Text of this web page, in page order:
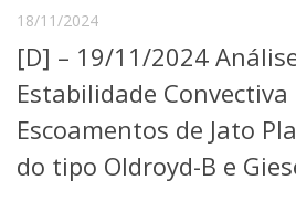
Núcleos e Comissões
Telefones e Mapas
Pessoas
Graduação
Pós-Graduação
18/11/2024
[D] – 19/11/2024
Estabilidade
Escoamentos de Jato
do tipo Oldroyd-B e